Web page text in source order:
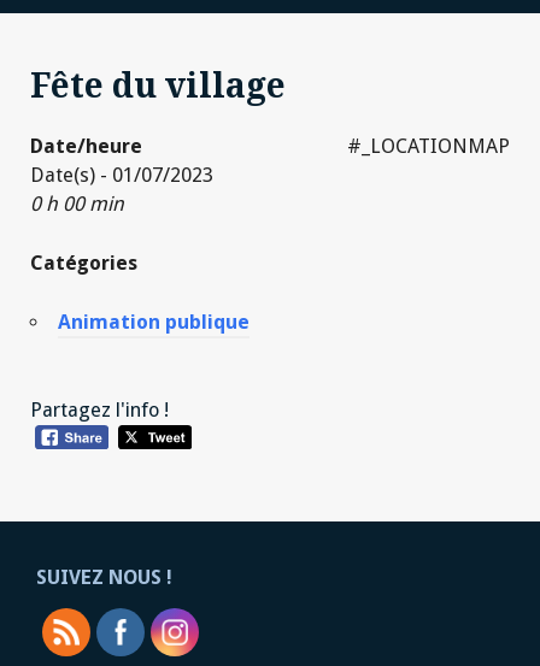
Fête du village
#_LOCATIONMAP
Date/heure
Date(s) - 01/07/2023
0 h 00 min
Catégories
Animation publique
Partagez l'info !
SUIVEZ NOUS !